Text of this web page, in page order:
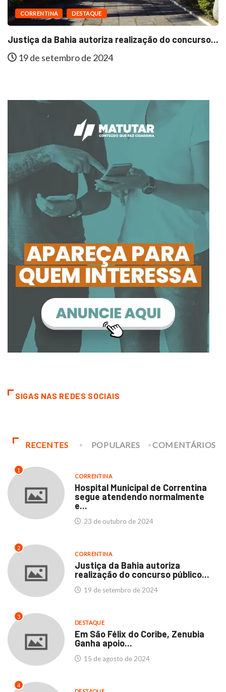
CORRENTINA DESTAQUE
Justiça da Bahia autoriza realização do concurso...
19 de setembro de 2024
SIGAS NAS REDES SOCIAIS
RECENTES POPULARES COMENTÁRIOS
1
CORRENTINA
Hospital Municipal de Correntina
segue atendendo normalmente
e...
23 de outubro de 2024
2
CORRENTINA
Justiça da Bahia autoriza
realização do concurso público...
19 de setembro de 2024
3
DESTAQUE
Em São Félix do Coribe, Zenubia
Ganha apoio...
15 de agosto de 2024
4